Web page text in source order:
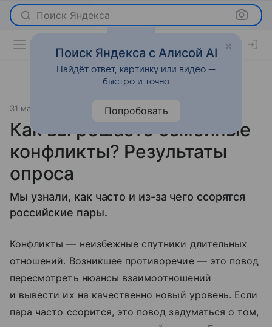
Поиск Яндекса
31 мая 2018 Отношения
Как вы решаете семейные
конфликты? Результаты
опроса
Мы узнали, как часто и из-за чего ссорятся
российские пары.
Конфликты — неизбежные спутники длительных
отношений. Возникшее противоречие — это повод
пересмотреть нюансы взаимоотношений
и вывести их на качественно новый уровень. Если
пара часто ссорится, это повод задуматься о том,
Поиск Яндекса с Алисой AI
Найдёт ответ, картинку или видео —
быстро и точно
Попробовать